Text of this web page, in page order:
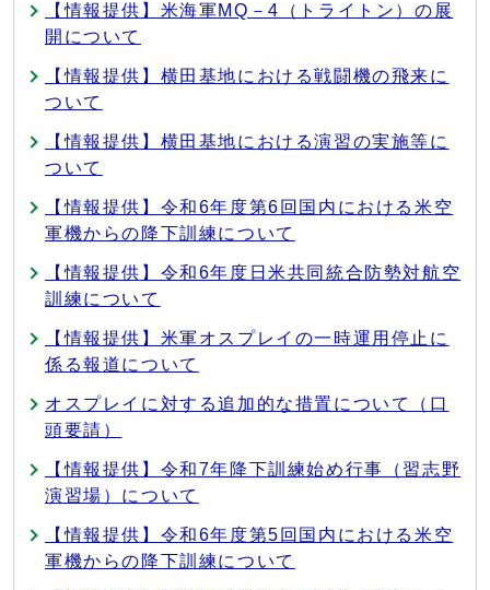
【情報提供】米海軍MQ－4（トライトン）の展
開について
【情報提供】横田基地における戦闘機の飛来に
ついて
【情報提供】横田基地における演習の実施等に
ついて
【情報提供】令和6年度第6回国内における米空
軍機からの降下訓練について
【情報提供】令和6年度日米共同統合防勢対航空
訓練について
【情報提供】米軍オスプレイの一時運用停止に
係る報道について
オスプレイに対する追加的な措置について（口
頭要請）
【情報提供】令和7年降下訓練始め行事（習志野
演習場）について
【情報提供】令和6年度第5回国内における米空
軍機からの降下訓練について